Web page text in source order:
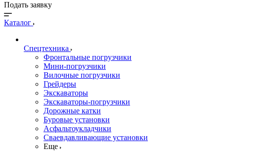
Подать заявку
Каталог
Спецтехника
Фронтальные погрузчики
Мини-погрузчики
Вилочные погрузчики
Грейдеры
Экскаваторы
Экскаваторы-погрузчики
Дорожные катки
Буровые установки
Асфальтоукладчики
Сваевдавливающие установки
Еще